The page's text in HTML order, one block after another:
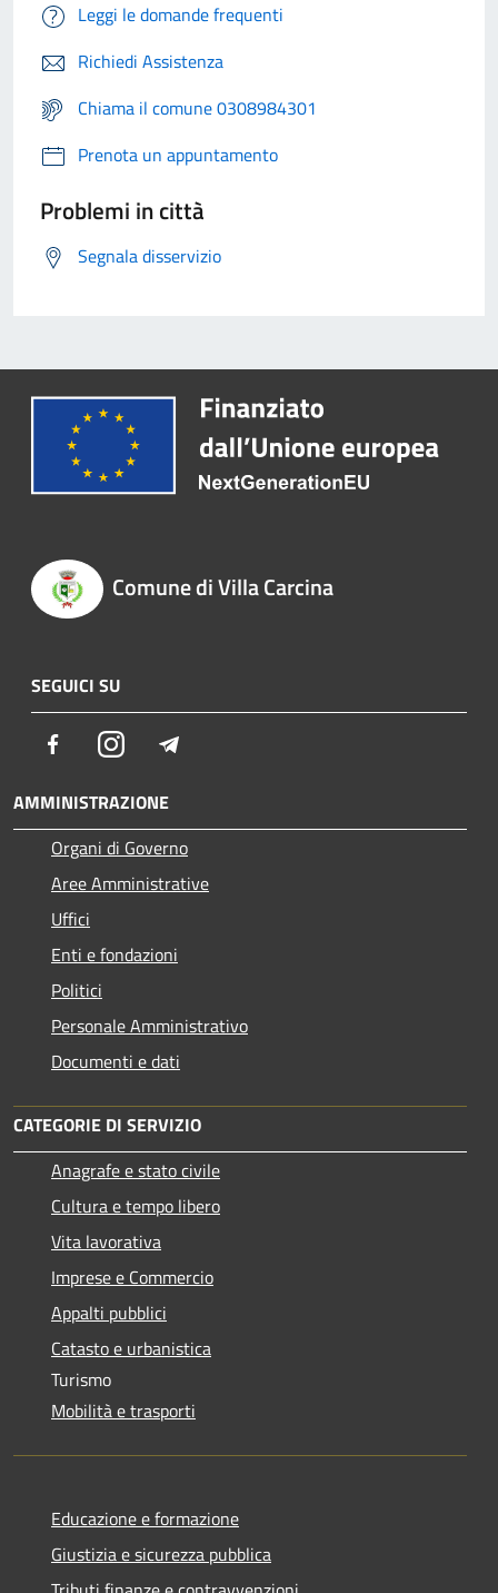
Leggi le domande frequenti
Richiedi Assistenza
Chiama il comune 0308984301
Prenota un appuntamento
Problemi in città
Segnala disservizio
Comune di Villa Carcina
SEGUICI SU
FacebookInstagram
AMMINISTRAZIONE
Organi di Governo
Aree Amministrative
Uffici
Enti e fondazioni
Politici
Personale Amministrativo
Documenti e dati
CATEGORIE DI SERVIZIO
Anagrafe e stato civile
Cultura e tempo libero
Vita lavorativa
Imprese e Commercio
Appalti pubblici
Catasto e urbanistica
Turismo
Mobilità e trasporti
Educazione e formazione
Giustizia e sicurezza pubblica